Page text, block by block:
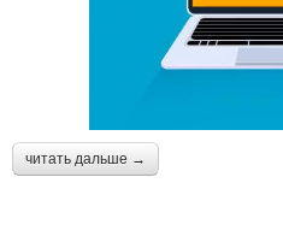
читать дальше →